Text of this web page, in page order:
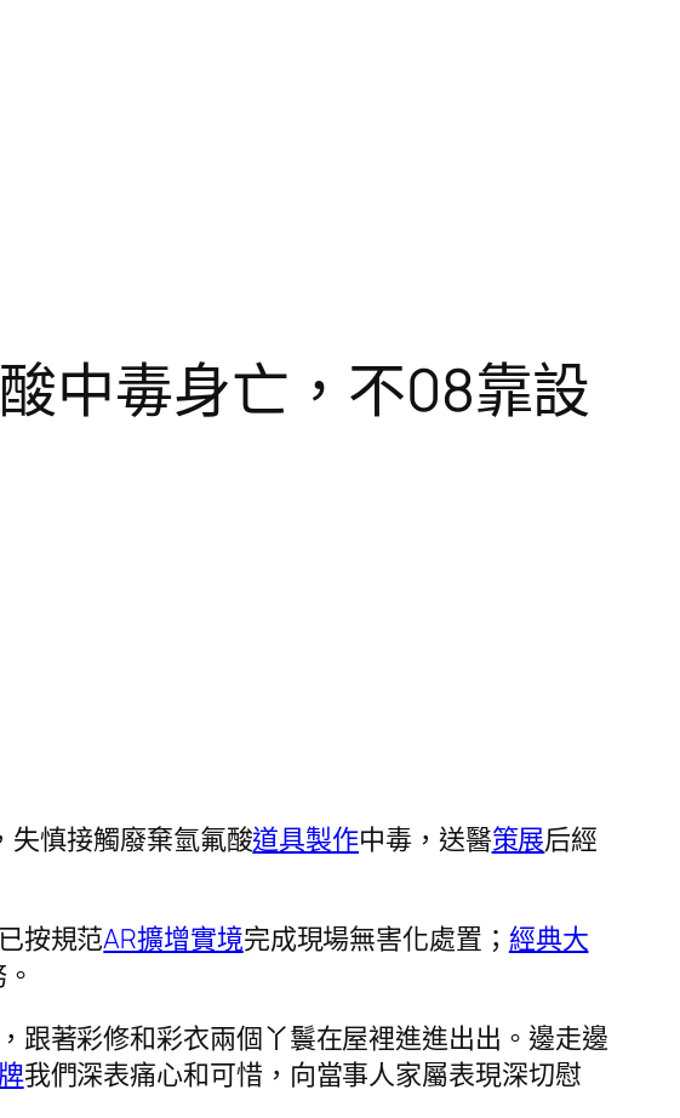
中毒身亡，不08靠設
失慎接觸廢棄氫氟酸道具製作中毒，送醫策展后經
按規范AR擴增實境完成現場無害化處置； 經典大
跟著彩修和彩衣兩個丫鬟在屋裡進進出出。邊走邊
我們深表痛心和可惜，向當事人家屬表現深切慰